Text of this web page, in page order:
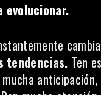
evolucionar.
tendencias. Ten